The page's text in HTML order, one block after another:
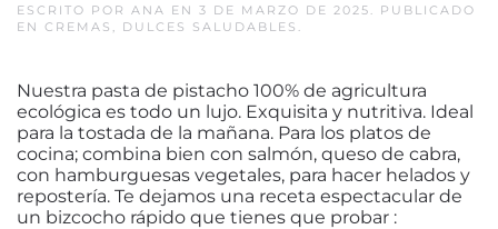
ESCRITO POR ANA EN 3 DE MARZO DE 2025
. PUBLICADO
EN CREMAS DULCES SALUDABLES
Nuestra pasta de pistacho 100% de agricultura
ecológica es todo un lujo. Exquisita y nutritiva. Ideal
para la tostada de la mañana. Para los platos de
cocina; combina bien con salmón, queso de cabra,
con hamburguesas vegetales, para hacer helados y
repostería. Te dejamos una receta espectacular de
un bizcocho rápido que tienes que probar :